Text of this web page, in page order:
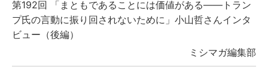
第192回 「まともであることには価値がある――トラン
プ氏の言動に振り回されないために」小山哲さんインタ
ビュー（後編）
ミシマガ編集部